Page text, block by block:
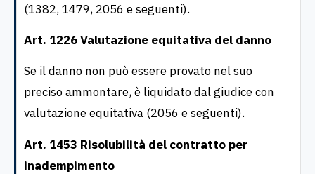
(1382, 1479, 2056 e seguenti).
Art. 1226 Valutazione equitativa del danno
Se il danno non può essere provato nel suo
preciso ammontare, è liquidato dal giudice con
valutazione equitativa (2056 e seguenti).
Art. 1453 Risolubilità del contratto per
inadempimento